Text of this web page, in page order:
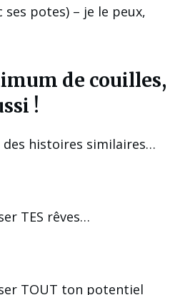
potes) – je le peux,
de couilles,
!
des histoires similaires…
TES rêves…
TOUT ton potentiel